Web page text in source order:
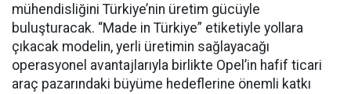
mühendisliğini Türkiye’nin üretim gücüyle
buluşturacak. “Made in Türkiye” etiketiyle yollara
çıkacak modelin, yerli üretimin sağlayacağı
operasyonel avantajlarıyla birlikte Opel’in hafif ticari
araç pazarındaki büyüme hedeflerine önemli katkı